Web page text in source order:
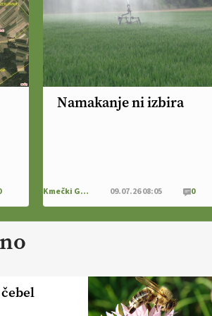
naravno peneče vino, tudi v
Sloveniji.
VEČ
https://t.co/9fpqD3fCrE @EUAgri
#IMCAP #CAP
https://t.co/iQ8HkdQnsD
20.07.2026
https://t.co/Bf31lnQSIb
in vlaga.
VEČ
https://t.co/qmMX2yevum @EUAgri
#IMCAP #CAP
Namakanje ni izbira
Kmečki Glas 09.07.26 08:05 0